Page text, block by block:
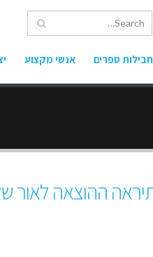
חבילות ספרים אנשי מקצוע
ההוצאה לאור